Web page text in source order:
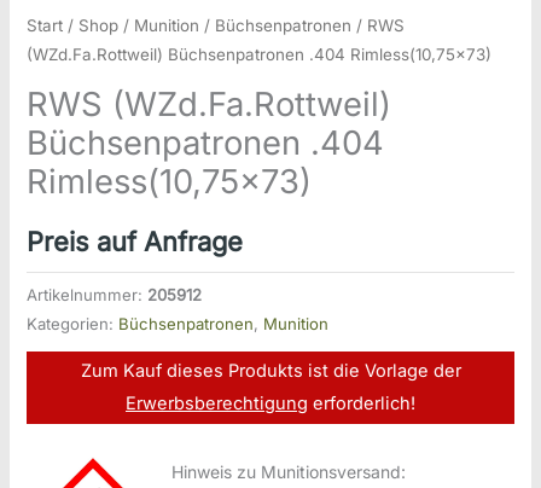
Start / Shop / Munition / Büchsenpatronen / RWS
(WZd.Fa.Rottweil) Büchsenpatronen .404 Rimless(10,75×73)
RWS (WZd.Fa.Rottweil)
Büchsenpatronen .404
Rimless(10,75×73)
Preis auf Anfrage
Artikelnummer: 205912
Kategorien: Büchsenpatronen, Munition
Zum Kauf dieses Produkts ist die Vorlage der
Erwerbsberechtigung erforderlich!
Hinweis zu Munitionsversand: